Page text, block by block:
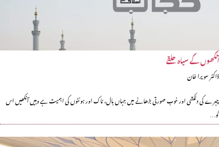
آنکھوں کے سیاہ حلقے
ڈاکٹر سویرا خان
چہرے کی دلکشی اور خوب صورتی بڑھانے میں جہاں بال، ناک اور ہونٹوں کی اہمیت ہے وہیں آنکھیں اس
کو…